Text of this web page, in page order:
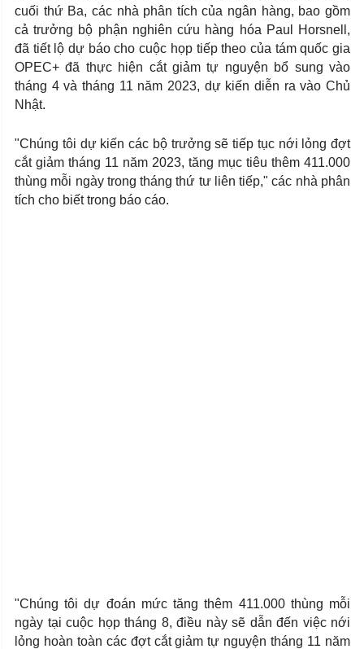
cuối thứ Ba, các nhà phân tích của ngân hàng, bao gồm
cả trưởng bộ phận nghiên cứu hàng hóa Paul Horsnell,
đã tiết lộ dự báo cho cuộc họp tiếp theo của tám quốc gia
OPEC+ đã thực hiện cắt giảm tự nguyện bổ sung vào
tháng 4 và tháng 11 năm 2023, dự kiến diễn ra vào Chủ
Nhật.
"Chúng tôi dự kiến các bộ trưởng sẽ tiếp tục nới lỏng đợt
cắt giảm tháng 11 năm 2023, tăng mục tiêu thêm 411.000
thùng mỗi ngày trong tháng thứ tư liên tiếp," các nhà phân
tích cho biết trong báo cáo.
"Chúng tôi dự đoán mức tăng thêm 411.000 thùng mỗi
ngày tại cuộc họp tháng 8, điều này sẽ dẫn đến việc nới
lỏng hoàn toàn các đợt cắt giảm tự nguyện tháng 11 năm